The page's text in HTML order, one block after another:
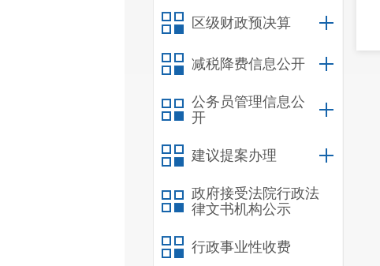
区级财政预决算
减税降费信息公开
公务员管理信息公
开
建议提案办理
政府接受法院行政法
律文书机构公示
行政事业性收费